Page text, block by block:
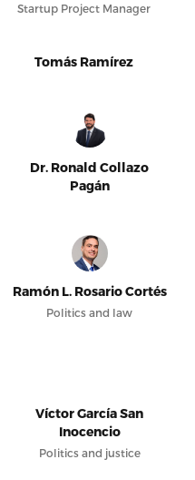
Startup Project Manager
Tomás Ramírez
Dr. Ronald Collazo
Pagán
Ramón L. Rosario Cortés
Politics and law
Víctor García San
Inocencio
Politics and justice